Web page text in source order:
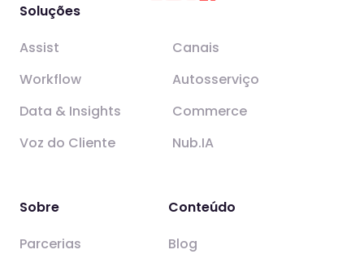
Soluções
Assist
Canais
Workflow
Autosserviço
Data & Insights
Commerce
Voz do Cliente
Nub.IA
Conteúdo
Blog
Sobre
Parcerias